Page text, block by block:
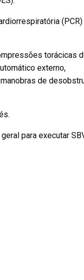
torácicas
externo,
de
para executar